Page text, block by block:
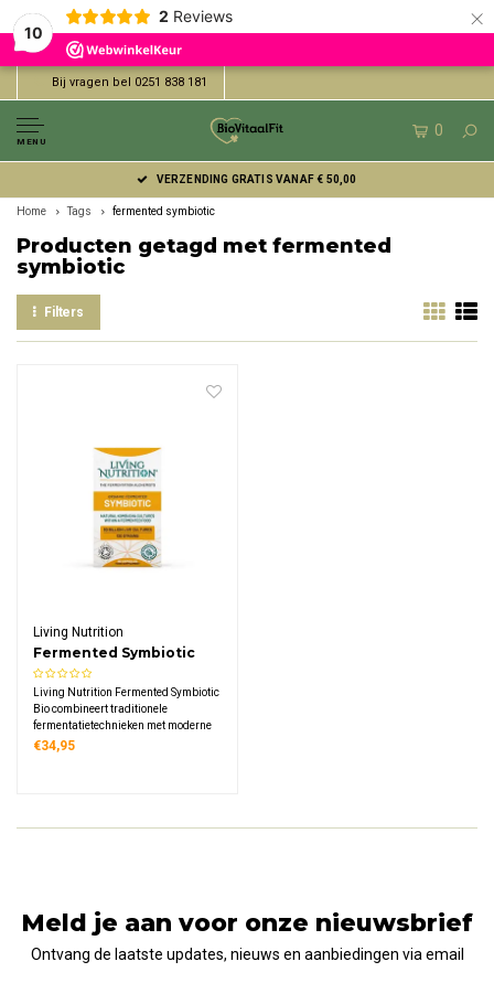
10
2 Reviews ×
Bij vragen bel 0251 838 181
MENU
0
VERZENDING GRATIS VANAF € 50,00
Home Tags fermented symbiotic
Producten getagd met fermented
symbiotic
Filters
Living Nutrition
Fermented Symbiotic
Bio
Living Nutrition Fermented Symbiotic
Bio combineert traditionele
fermentatietechnieken met moderne
microbiologie. Deze formule bevat 30
€34,95
Meld je aan voor onze nieuwsbrief
Ontvang de laatste updates, nieuws en aanbiedingen via email